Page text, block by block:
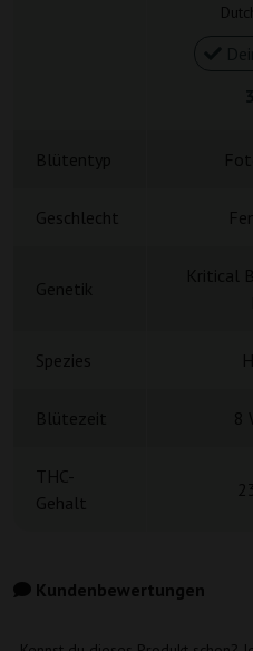
Geschlecht
Spezies
THC-
Gehalt
Kundenbewertungen